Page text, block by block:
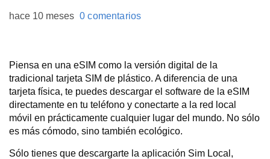
hace 10 meses 0 comentarios
Piensa en una eSIM como la versión digital de la
tradicional tarjeta SIM de plástico. A diferencia de una
tarjeta física, te puedes descargar el software de la eSIM
directamente en tu teléfono y conectarte a la red local
móvil en prácticamente cualquier lugar del mundo. No sólo
es más cómodo, sino también ecológico.
Sólo tienes que descargarte la aplicación Sim Local,